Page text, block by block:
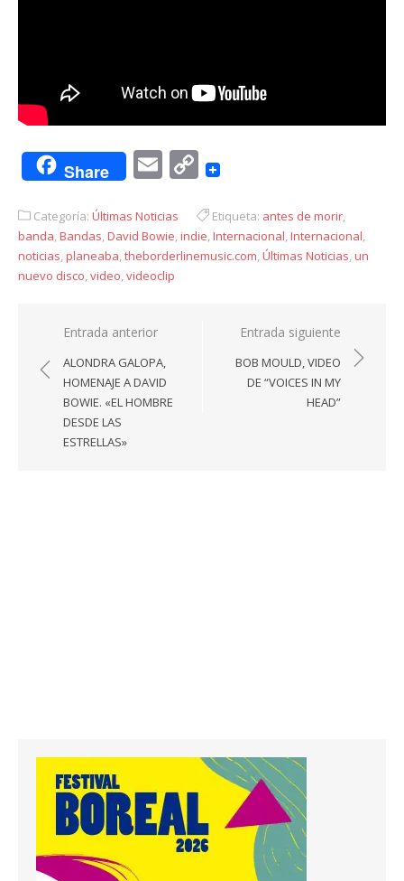
Share EmailCopy
Categoría: Últimas Noticias Etiqueta: antes de morir,
banda,Bandas,David Bowie,indie,Internacional,Internacional,
noticias,planeaba,theborderlinemusic.com,Últimas Noticias,un
nuevo disco,video,videoclip
Navegación
de
entradas
Entrada anterior
ALONDRA GALOPA,
HOMENAJE A DAVID
BOWIE. «EL HOMBRE
DESDE LAS
ESTRELLAS»
Entrada siguiente
BOB MOULD, VIDEO
DE “VOICES IN MY
HEAD”